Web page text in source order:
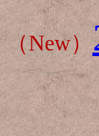
（New）